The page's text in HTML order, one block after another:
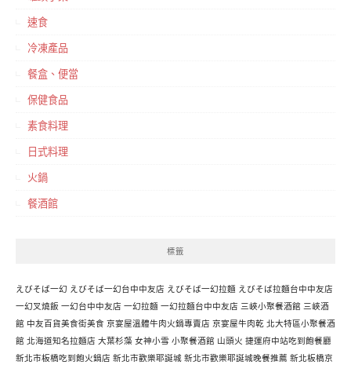
速食
冷凍產品
餐盒、便當
保健食品
素食料理
日式料理
火鍋
餐酒館
標籤
えびそば一幻 えびそば一幻台中中友店 えびそば一幻拉麵 えびそば拉麵台中中友店
一幻叉燒飯 一幻台中中友店 一幻拉麵 一幻拉麵台中中友店 三峽小聚餐酒館 三峽酒
館 中友百貨美食街美食 京宴屋溫體牛肉火鍋專賣店 京宴屋牛肉乾 北大特區小聚餐酒
館 北海道知名拉麵店 大葉杉藻 女神小雪 小聚餐酒館 山頭火 捷運府中站吃到飽餐廳
新北市板橋吃到飽火鍋店 新北市歡樂耶誕城 新北市歡樂耶誕城晚餐推薦 新北板橋京